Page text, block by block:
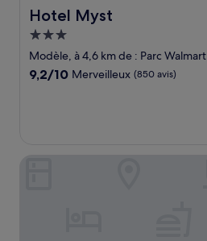
Hotel Myst
Hotel Myst
Hébergement
3.0 étoiles
Modèle, à 4,6 km de : Parc Walmart
9.2
9,2/10 Merveilleux (850 avis)